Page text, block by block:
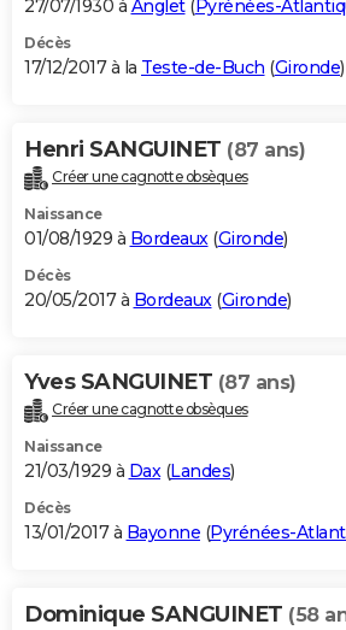
27/07/1930 à Anglet( Pyrénées-
Décès
17/12/2017 à la Teste-de-Buch (Gironde)
Henri SANGUINET (87 ans)
Créer une cagnotte obsèques
Naissance
01/08/1929 à Bordeaux(Gironde)
Décès
20/05/2017 à Bordeaux(Gironde)
Yves SANGUINET (87 ans)
Créer une cagnotte obsèques
Naissance
21/03/1929 à Dax(Landes)
Décès
13/01/2017 à Bayonne (Pyrénées-
Dominique SANGUINET (58